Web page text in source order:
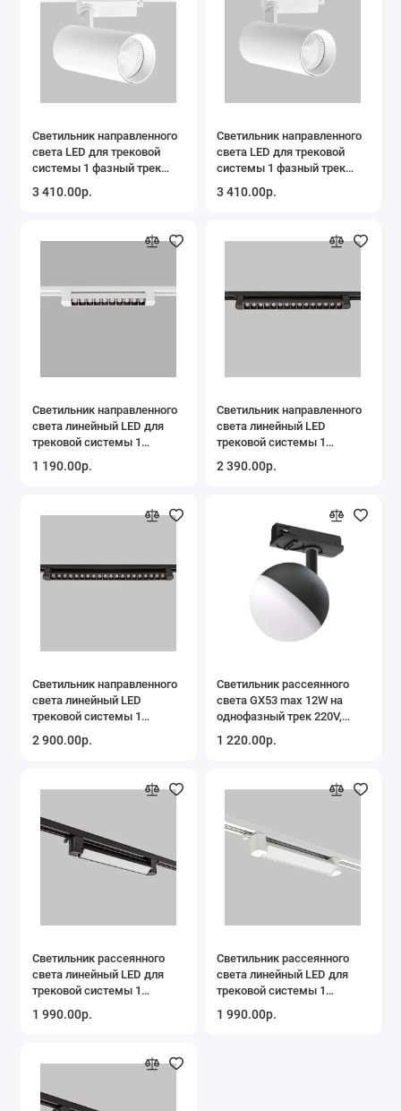
Светильник направленного
света LED для трековой
системы 1 фазный трек
IL.0010.0084-3000
3 410.00р.
Светильник направленного
света LED для трековой
системы 1 фазный трек
IL.0010.0084-4200
3 410.00р.
Светильник направленного
света линейный LED для
трековой системы 1
4200K Белый IL.0010.0091-
1 190.00р.
Светильник направленного
света линейный LED
трековой системы 1
4200K, Черный
2 390.00р.
Светильник направленного
света линейный LED
трековой системы 1
4200K, Черный
2 900.00р.
Светильник рассеянного
света GX53 max 12W на
однофазный трек 220V,
1 220.00р.
Светильник рассеянного
света линейный LED для
трековой системы 1
4200K, Черный
1 990.00р.
Светильник рассеянного
света линейный LED для
трековой системы 1
4200K, Белый IL.0010.0103-
1 990.00р.